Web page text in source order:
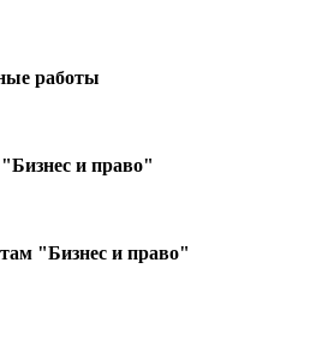
работы
и право"
"Бизнес и право"